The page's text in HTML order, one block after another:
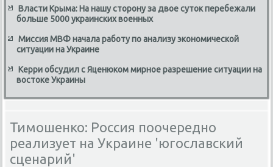
Власти Крыма: На нашу сторону за двое суток перебежали
больше 5000 украинских военных
Миссия МВФ начала работу по анализу экономической
ситуации на Украине
Керри обсудил с Яценюком мирное разрешение ситуации на
востоке Украины
Тимошенко: Россия поочередно
реализует на Украине 'югославский
сценарий'